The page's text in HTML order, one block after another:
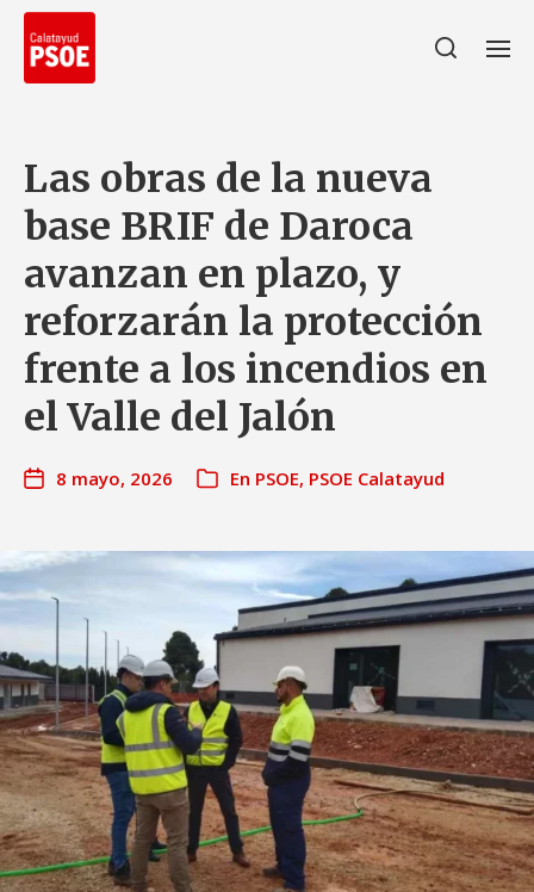
Las obras de la nueva
base BRIF de Daroca
avanzan en plazo, y
reforzarán la protección
frente a los incendios en
el Valle del Jalón
8 mayo, 2026 En PSOE, PSOE Calatayud